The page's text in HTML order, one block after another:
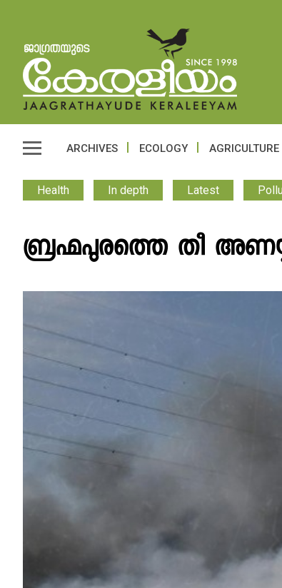
ARCHIVES ECOLOGY AGRICULTURE
Health In depth Latest
ബ്രഹ്മപുരത്തെ തീ